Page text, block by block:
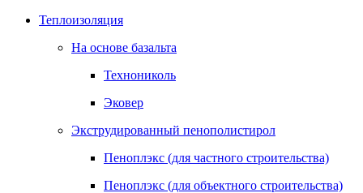
Теплоизоляция
На основе базальта
Технониколь
Эковер
Экструдированный пенополистирол
Пеноплэкс (для частного строительства)
Пеноплэкс (для объектного строительства)